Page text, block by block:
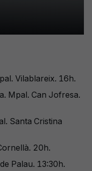
Vilablareix. 16h.
Mpal. Can Jofresa.
Santa Cristina
20h.
Palau. 13:30h.